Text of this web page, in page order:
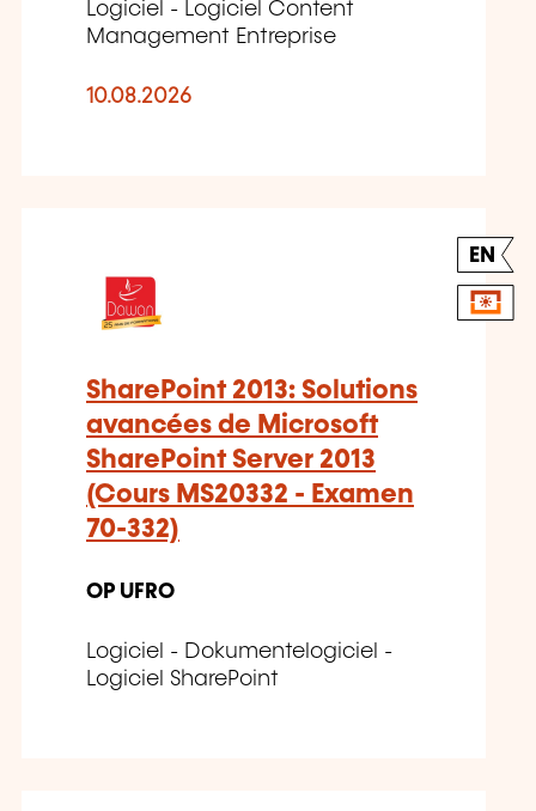
Logiciel - Logiciel Content
Management Entreprise
10.08.2026
EN
SharePoint 2013: Solutions
avancées de Microsoft
SharePoint Server 2013
(Cours MS20332 - Examen
70-332)
OP UFRO
Logiciel - Dokumentelogiciel -
Logiciel SharePoint